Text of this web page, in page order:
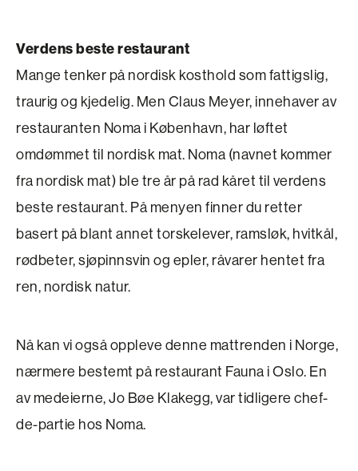
Verdens beste restaurant
Mange tenker på nordisk kosthold som fattigslig,
traurig og kjedelig. Men Claus Meyer, innehaver av
restauranten Noma i København, har løftet
omdømmet til nordisk mat. Noma (navnet kommer
fra nordisk mat) ble tre år på rad kåret til verdens
beste restaurant. På menyen finner du retter
basert på blant annet torskelever, ramsløk, hvitkål,
rødbeter, sjøpinnsvin og epler, råvarer hentet fra
ren, nordisk natur.
Nå kan vi også oppleve denne mattrenden i Norge,
nærmere bestemt på restaurant Fauna i Oslo. En
av medeierne, Jo Bøe Klakegg, var tidligere chef-
de-partie hos Noma.